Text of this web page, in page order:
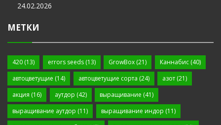
24.02.2026
МЕТКИ
420 (13) errors seeds(13) GrowBox (21) Каннабис(40)
автоцветущие (14) автоцветущие сорта (24) азот (21)
акция (16) аутдор (42) выращивание (41)
выращивание аутдор (11) выращивание индор (11)